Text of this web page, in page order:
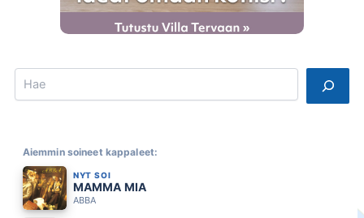
Search
Aiemmin soineet kappaleet:
NYT SOI
MAMMA MIA
ABBA